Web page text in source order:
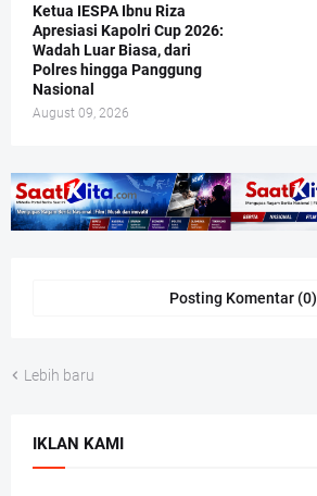
Ketua IESPA Ibnu Riza
Apresiasi Kapolri Cup 2026:
Wadah Luar Biasa, dari
Polres hingga Panggung
Nasional
August 09, 2026
Posting Komentar (0)
Lebih baru
IKLAN KAMI